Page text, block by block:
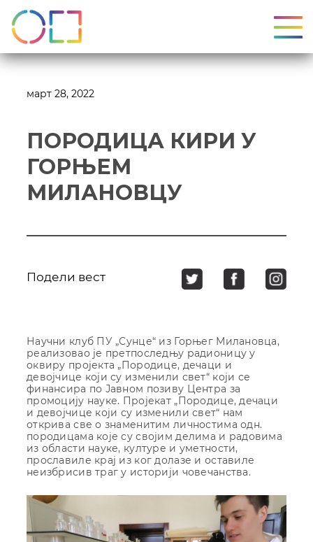
март 28, 2022
ПОРОДИЦА КИРИ У
ГОРЊЕМ
МИЛАНОВЦУ
Подели вест
Научни клуб ПУ „Сунце“ из Горњег Милановца,
реализовао је претпоследњу радионицу у
оквиру пројекта „Породице, дечаци и
девојчице који су изменили свет“ који се
финансира по Јавном позиву Центра за
промоцију науке. Пројекат „Породице, дечаци
и девојчице који су изменили свет“ нам
открива све о знаменитим личностима одн.
породицама које су својим делима и радовима
из области науке, културе и уметности,
прославиле крај из ког долазе и оставиле
неизбрисив траг у историји човечанства.